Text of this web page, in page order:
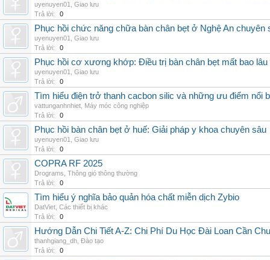
uyenuyen01
Giao lưu
Trả lời:
0
Phục hồi chức năng chữa bàn chân bẹt ở Nghệ An chuyên
uyenuyen01
Giao lưu
Trả lời:
0
Phục hồi cơ xương khớp: Điều trị bàn chân bẹt mất bao lâu
uyenuyen01
Giao lưu
Trả lời:
0
Tìm hiểu điện trở thanh cacbon silic và những ưu điểm nổi
vattunganhnhiet Máy móc công nghiệp
Trả lời:
0
Phục hồi bàn chân bẹt ở huế: Giải pháp y khoa chuyên sâu
uyenuyen01
Giao lưu
Trả lời:
0
COPRA RF 2025
Drograms Thông gió thông thường
Trả lời:
0
Tìm hiểu ý nghĩa bảo quản hóa chất miễn dịch Zybio
DatViet Các thiết bị khác
Trả lời:
0
Hướng Dẫn Chi Tiết A-Z: Chi Phí Du Học Đài Loan Cần
thanhgiang_dh Đào tạo
Trả lời:
0